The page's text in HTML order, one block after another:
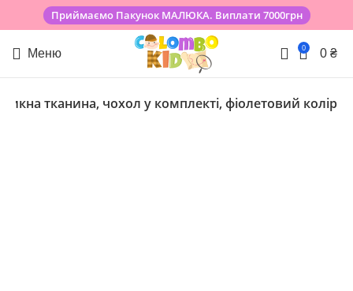
Приймаємо Пакунок МАЛЮКА. Виплати 7000грн
Меню 0 0 ₴
тканина, чохол у комплекті, фіолетовий колір